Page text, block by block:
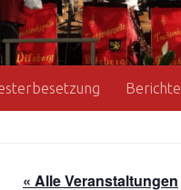
Berichte
« Alle Veranstaltungen